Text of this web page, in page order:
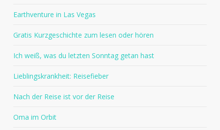
Earthventure in Las Vegas
Gratis Kurzgeschichte zum lesen oder hören
Ich weiß, was du letzten Sonntag getan hast
Lieblingskrankheit: Reisefieber
Nach der Reise ist vor der Reise
Oma im Orbit